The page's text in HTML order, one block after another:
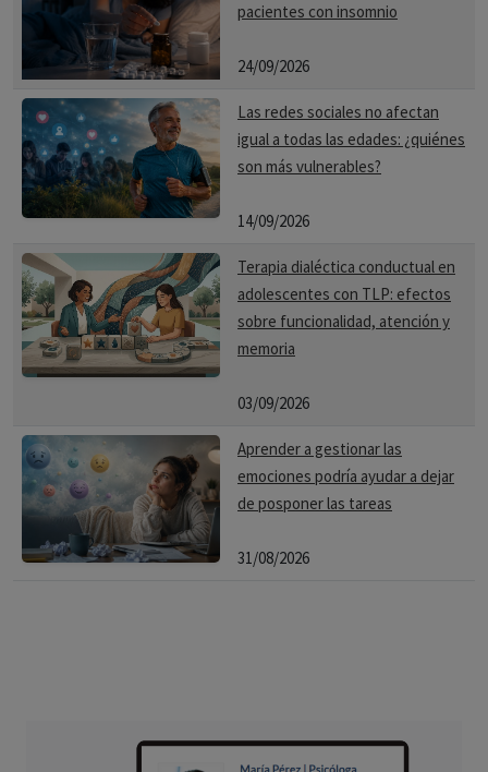
pacientes con insomnio
24/09/2026
Las redes sociales no afectan
igual a todas las edades: ¿quiénes
son más vulnerables?
14/09/2026
Terapia dialéctica conductual en
adolescentes con TLP: efectos
sobre funcionalidad, atención y
memoria
03/09/2026
Aprender a gestionar las
emociones podría ayudar a dejar
de posponer las tareas
31/08/2026